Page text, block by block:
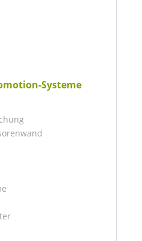
Systeme